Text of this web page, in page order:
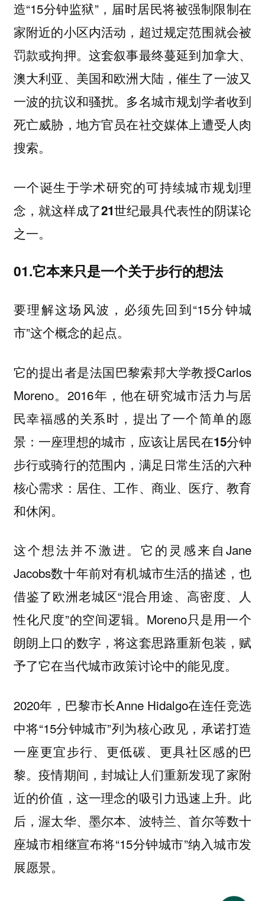
造“15分钟监狱”，届时居民将被强制限制在
家附近的小区内活动，超过规定范围就会被
罚款或拘押。这套叙事最终蔓延到加拿大、
澳大利亚、美国和欧洲大陆，催生了一波又
一波的抗议和骚扰。多名城市规划学者收到
死亡威胁，地方官员在社交媒体上遭受人肉
搜索。
一个诞生于学术研究的可持续城市规划理
念，就这样成了21世纪最具代表性的阴谋论
之一。
01.它本来只是一个关于步行的想法
要理解这场风波，必须先回到“15分钟城
市”这个概念的起点。
它的提出者是法国巴黎索邦大学教授Carlos
Moreno。2016年，他在研究城市活力与居
民幸福感的关系时，提出了一个简单的愿
景： 一座理想的城市，应该让居民在15分钟
步行或骑行的范围内，满足日常生活的六种
核心需求：居住、工作、商业、医疗、教育
和休闲。
这个想法并不激进。它的灵感来自Jane
Jacobs数十年前对有机城市生活的描述，也
借鉴了欧洲老城区“混合用途、高密度、人
性化尺度”的空间逻辑。Moreno只是用一个
朗朗上口的数字，将这套思路重新包装，赋
予了它在当代城市政策讨论中的能见度。
2020年，巴黎市长Anne Hidalgo在连任竞选
中将“15分钟城市”列为核心政见，承诺打造
一座更宜步行、更低碳、更具社区感的巴
黎。疫情期间，封城让人们重新发现了家附
近的价值，这一理念的吸引力迅速上升。此
后，渥太华、墨尔本、波特兰、首尔等数十
座城市相继宣布将“15分钟城市”纳入城市发
展愿景。